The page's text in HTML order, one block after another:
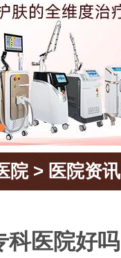
院> 医院资讯
科医院好吗